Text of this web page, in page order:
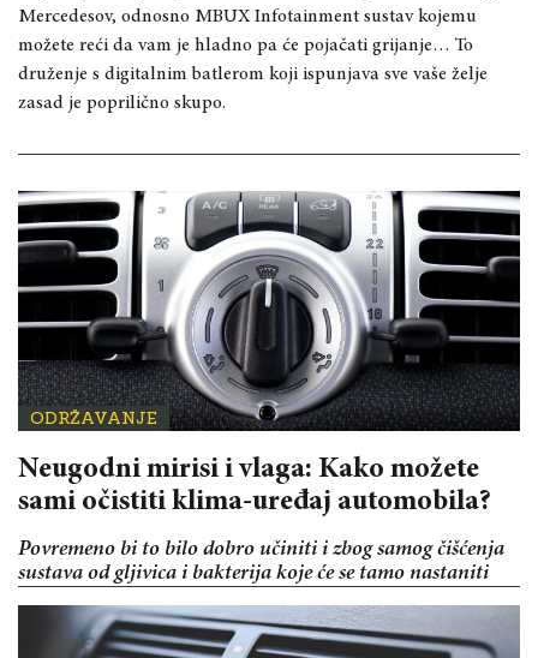
Mercedesov, odnosno MBUX Infotainment sustav kojemu
možete reći da vam je hladno pa će pojačati grijanje… To
druženje s digitalnim batlerom koji ispunjava sve vaše želje
zasad je poprilično skupo.
ODRŽAVANJE
Neugodni mirisi i vlaga: Kako možete
sami očistiti klima-uređaj automobila?
Povremeno bi to bilo dobro učiniti i zbog samog čišćenja
sustava od gljivica i bakterija koje će se tamo nastaniti